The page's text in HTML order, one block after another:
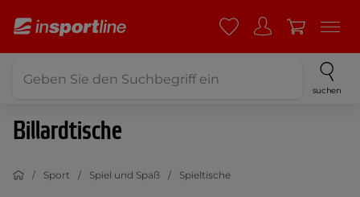
suchen
Billardtische
Sport Spiel und Spaß Spieltische